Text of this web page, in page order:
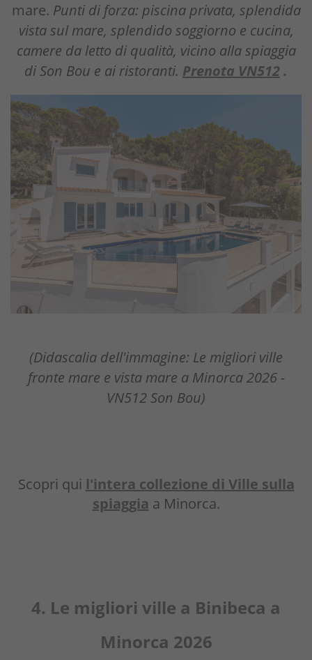
mare. Punti di forza: piscina privata, splendida
vista sul mare, splendido soggiorno e cucina,
camere da letto di qualità, vicino alla spiaggia
di Son Bou e ai ristoranti. Prenota VN512.
(Didascalia dell'immagine: Le migliori ville
fronte mare e vista mare a Minorca 2026 -
VN512 Son Bou)
Scopri qui l'intera collezione di Ville sulla
spiaggia a Minorca.
4. Le migliori ville a Binibeca a
Minorca 2026